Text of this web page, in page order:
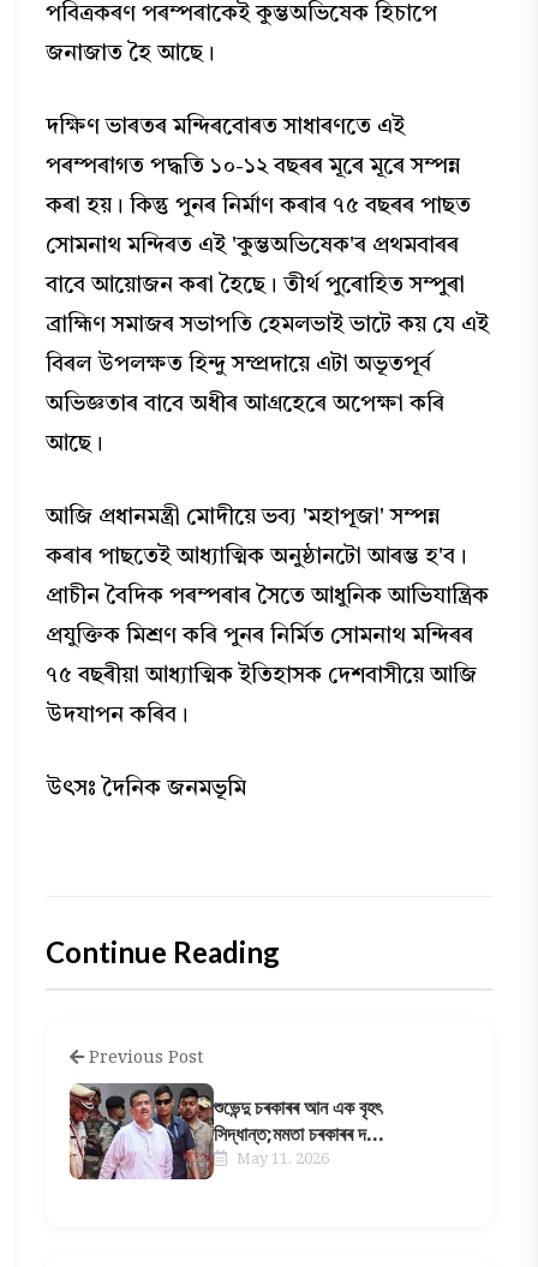
পবিত্ৰকৰণ পৰম্পৰাকেই কুম্ভঅভিষেক হিচাপে
জনাজাত হৈ আছে।
দক্ষিণ ভাৰতৰ মন্দিৰবোৰত সাধাৰণতে এই
পৰম্পৰাগত পদ্ধতি ১০-১২ বছৰৰ মূৰে মূৰে সম্পন্ন
কৰা হয়। কিন্তু পুনৰ নিৰ্মাণ কৰাৰ ৭৫ বছৰৰ পাছত
সোমনাথ মন্দিৰত এই 'কুম্ভঅভিষেক'ৰ প্ৰথমবাৰৰ
বাবে আয়োজন কৰা হৈছে। তীর্থ পুৰোহিত সম্পুৰা
ব্রাহ্মিণ সমাজৰ সভাপতি হেমলভাই ভাটে কয় যে এই
বিৰল উপলক্ষত হিন্দু সম্প্রদায়ে এটা অভূতপূর্ব
অভিজ্ঞতাৰ বাবে অধীৰ আগ্ৰহেৰে অপেক্ষা কৰি
আছে।
আজি প্রধানমন্ত্রী মোদীয়ে ভব্য 'মহাপূজা' সম্পন্ন
কৰাৰ পাছতেই আধ্যাত্মিক অনুষ্ঠানটো আৰম্ভ হ'ব।
প্রাচীন বৈদিক পৰম্পৰাৰ সৈতে আধুনিক আভিযান্ত্রিক
প্রযুক্তিক মিশ্ৰণ কৰি পুনৰ নিৰ্মিত সোমনাথ মন্দিৰৰ
৭৫ বছৰীয়া আধ্যাত্মিক ইতিহাসক দেশবাসীয়ে আজি
উদযাপন কৰিব।
উৎসঃ দৈনিক জনমভূমি
Continue Reading
Previous Post
শুভেন্দু চৰকাৰৰ আন এক বৃহৎ
সিদ্ধান্ত;মমতা চৰকাৰৰ দ...
May 11, 2026